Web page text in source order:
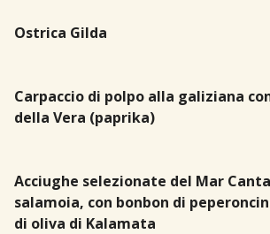
Ostrica Gilda
Carpaccio di polpo alla galiziana
della Vera (paprika)
Acciughe selezionate del Mar
salamoia, con bonbon di
di oliva di Kalamata